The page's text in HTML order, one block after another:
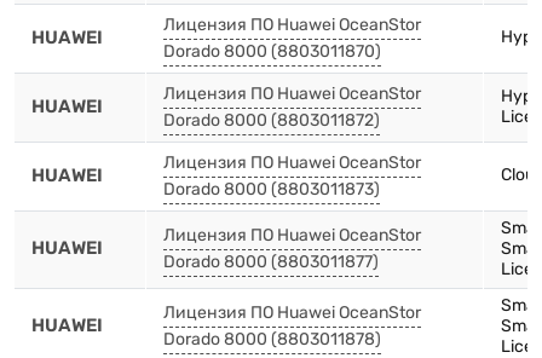
HUAWEI
Лицензия ПО Huawei OceanStor
Dorado 8000 (8803011870)
HUAWEI
Лицензия ПО Huawei OceanStor
Dorado 8000 (8803011872)
HUAWEI
Лицензия ПО Huawei OceanStor
Dorado 8000 (8803011873)
HUAWEI
Лицензия ПО Huawei OceanStor
Dorado 8000 (8803011877)
HUAWEI
Лицензия ПО Huawei OceanStor
Dorado 8000 (8803011878)